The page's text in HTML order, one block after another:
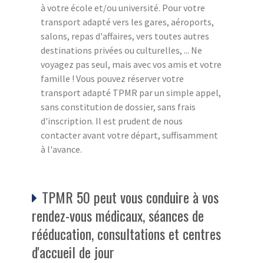
à votre école et/ou université. Pour votre
transport adapté vers les gares, aéroports,
salons, repas d'affaires, vers toutes autres
destinations privées ou culturelles, ... Ne
voyagez pas seul, mais avec vos amis et votre
famille ! Vous pouvez réserver votre
transport adapté TPMR par un simple appel,
sans constitution de dossier, sans frais
d'inscription. Il est prudent de nous
contacter avant votre départ, suffisamment
à l'avance.
TPMR 50 peut vous conduire à vos
rendez-vous médicaux, séances de
rééducation, consultations et centres
d'accueil de jour